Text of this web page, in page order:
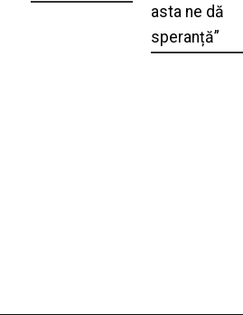
asta ne dă
speranță”